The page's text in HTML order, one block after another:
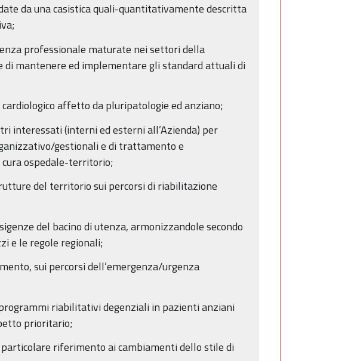
da una casistica quali-quantitativamente descritta
professionale maturate nei settori della
mantenere ed implementare gli standard attuali di
affetto da pluripatologie ed anziano;
interessati (interni ed esterni all’Azienda) per
gestionali e di trattamento e
ospedale-territorio;
del territorio sui percorsi di riabilitazione
del bacino di utenza, armonizzandole secondo
e le regole regionali;
sui percorsi dell’emergenza/urgenza
riabilitativi degenziali in pazienti anziani
prioritario;
riferimento ai cambiamenti dello stile di